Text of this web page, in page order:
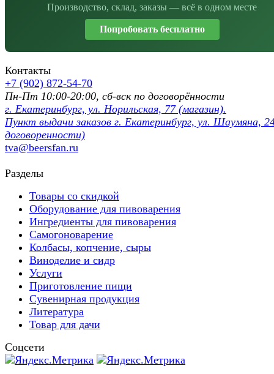
Производство, склад, заказы — всё в одном месте
Попробовать бесплатно
Контакты
+7 (902) 872-54-70
Пн-Пт 10:00-20:00, сб-вск по договорённости
г. Екатеринбург, ул. Норильская, 77 (магазин).
Пункт выдачи заказов г. Екатеринбург, ул. Шаумяна,
договоренности)
tva@beersfan.ru
Разделы
Товары со скидкой
Оборудование для пивоварения
Ингредиенты для пивоварения
Самогоноварение
Колбасы, копчение, сыры
Виноделие и сидр
Услуги
Приготовление пищи
Сувенирная продукция
Литература
Товар для дачи
Соцсети